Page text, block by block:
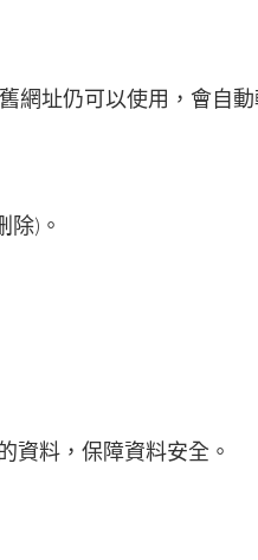
舊網址仍可以使用，會自動
除)。
資料，保障資料安全。